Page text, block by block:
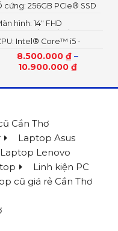
8.500.000 ₫ –
10.900.000 ₫
Intel® Core™ i5 -
1135G7 2.4GHz, up to
4.2GHz, 8MB
hình: 14" FHD
Anti-Glare
cứng: 256GB PCIe® SSD
Cần Thơ
Laptop Asus
Laptop Lenovo
Linh kiện PC
cũ giá rẻ Cần Thơ